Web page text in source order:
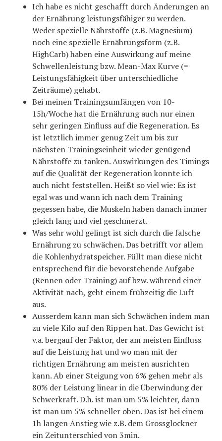
Ich habe es nicht geschafft durch Änderungen an
der Ernährung leistungsfähiger zu werden.
Weder spezielle Nährstoffe (z.B. Magnesium)
noch eine spezielle Ernährungsform (z.B.
HighCarb) haben eine Auswirkung auf meine
Schwellenleistung bzw. Mean-Max Kurve (=
Leistungsfähigkeit über unterschiedliche
Zeiträume) gehabt.
Bei meinen Trainingsumfängen von 10-
15h/Woche hat die Ernährung auch nur einen
sehr geringen Einfluss auf die Regeneration. Es
ist letztlich immer genug Zeit um bis zur
nächsten Trainingseinheit wieder genügend
Nährstoffe zu tanken. Auswirkungen des Timings
auf die Qualität der Regeneration konnte ich
auch nicht feststellen. Heißt so viel wie: Es ist
egal was und wann ich nach dem Training
gegessen habe, die Muskeln haben danach immer
gleich lang und viel geschmerzt.
Was sehr wohl gelingt ist sich durch die falsche
Ernährung zu schwächen. Das betrifft vor allem
die Kohlenhydratspeicher. Füllt man diese nicht
entsprechend für die bevorstehende Aufgabe
(Rennen oder Training) auf bzw. während einer
Aktivität nach, geht einem frühzeitig die Luft
aus.
Ausserdem kann man sich Schwächen indem man
zu viele Kilo auf den Rippen hat. Das Gewicht ist
v.a. bergauf der Faktor, der am meisten Einfluss
auf die Leistung hat und wo man mit der
richtigen Ernährung am meisten ausrichten
kann. Ab einer Steigung von 6% gehen mehr als
80% der Leistung linear in die Überwindung der
Schwerkraft. D.h. ist man um 5% leichter, dann
ist man um 5% schneller oben. Das ist bei einem
1h langen Anstieg wie z.B. dem Grossglockner
ein Zeitunterschied von 3min.